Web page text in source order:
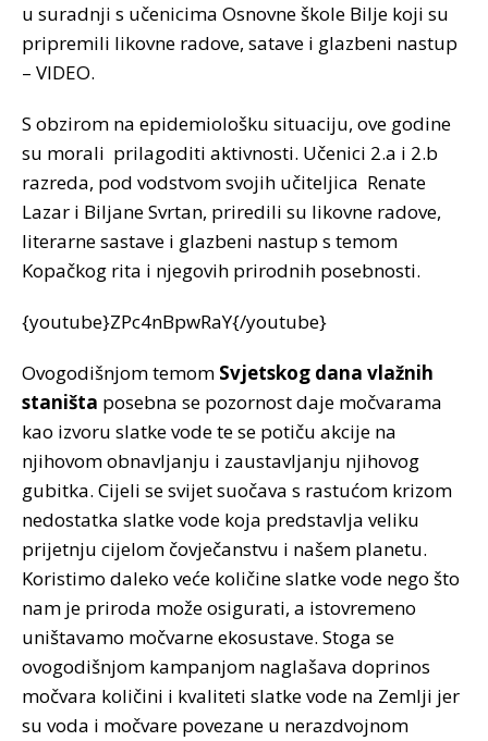
u suradnji s učenicima Osnovne škole Bilje koji su
pripremili likovne radove, satave i glazbeni nastup
– VIDEO.
S obzirom na epidemiološku situaciju, ove godine
su morali prilagoditi aktivnosti. Učenici 2.a i 2.b
razreda, pod vodstvom svojih učiteljica Renate
Lazar i Biljane Svrtan, priredili su likovne radove,
literarne sastave i glazbeni nastup s temom
Kopačkog rita i njegovih prirodnih posebnosti.
{youtube}ZPc4nBpwRaY{/youtube}
Ovogodišnjom temom Svjetskog dana vlažnih
staništa posebna se pozornost daje močvarama
kao izvoru slatke vode te se potiču akcije na
njihovom obnavljanju i zaustavljanju njihovog
gubitka. Cijeli se svijet suočava s rastućom krizom
nedostatka slatke vode koja predstavlja veliku
prijetnju cijelom čovječanstvu i našem planetu.
Koristimo daleko veće količine slatke vode nego što
nam je priroda može osigurati, a istovremeno
uništavamo močvarne ekosustave. Stoga se
ovogodišnjom kampanjom naglašava doprinos
močvara količini i kvaliteti slatke vode na Zemlji jer
su voda i močvare povezane u nerazdvojnom